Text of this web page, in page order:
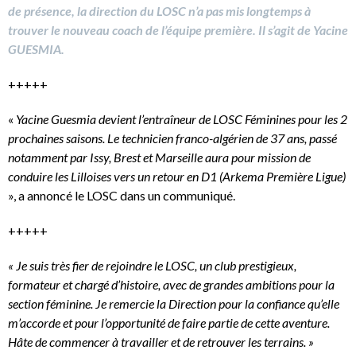
de présence, la direction du LOSC n’a pas mis longtemps à
trouver le nouveau coach de l’équipe première. Il s’agit de Yacine
GUESMIA.
+++++
« Yacine Guesmia devient l’entraîneur de LOSC Féminines pour les 2
prochaines saisons. Le technicien franco-algérien de 37 ans, passé
notamment par Issy, Brest et Marseille aura pour mission de
conduire les Lilloises vers un retour en D1 (Arkema Première Ligue)
», a annoncé le LOSC dans un communiqué.
+++++
« Je suis très fier de rejoindre le LOSC, un club prestigieux,
formateur et chargé d’histoire, avec de grandes ambitions pour la
section féminine. Je remercie la Direction pour la confiance qu’elle
m’accorde et pour l’opportunité de faire partie de cette aventure.
Hâte de commencer à travailler et de retrouver les terrains. »